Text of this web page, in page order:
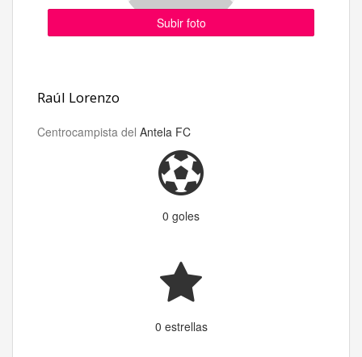
Subir foto
Raúl Lorenzo
Centrocampista del Antela FC
0 goles
0 estrellas